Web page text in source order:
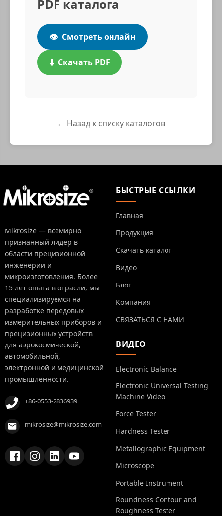
PDF каталога
👁️ Смотреть онлайн
⬇️ Скачать PDF
← Назад к списку каталогов
Mikrosize — всемирно
признанный лидер в
области прецизионной
инженерии и
микроизготовления. Более
15 лет опыта в отрасли, мы
специализируемся на
разработке передовых
измерительных приборов и
прецизионных устройств
для аэрокосмической,
автомобильной,
электронной и медицинской
промышленности.
+86-0553-2836939
mikrosize@mikrosize.com
БЫСТРЫЕ ССЫЛКИ
Главная
Продукция
Скачать каталог
Видео
Блог
Компания
СВЯЗАТЬСЯ С НАМИ
ВИДЕО
Electronic Balance
Electronic Universal Testing
Machine Video
Force Tester
Hardness Tester
Metallographic Equipment
Microscope
Portable Instrument
Roundness Contour and
Roughness Tester